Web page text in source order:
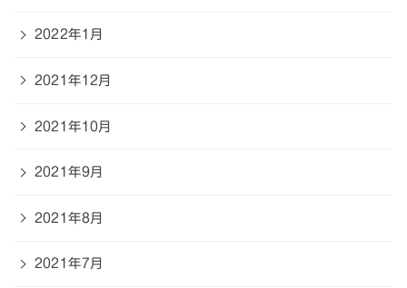
2022年1月
2021年12月
2021年10月
2021年9月
2021年8月
2021年7月